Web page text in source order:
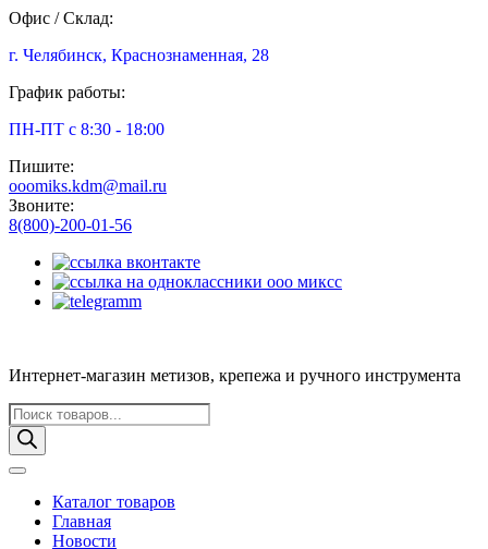
Офис / Склад:
г. Челябинск, Краснознаменная, 28
График работы:
ПН-ПТ с 8:30 - 18:00
Пишите:
ooomiks.kdm@mail.ru
Звоните:
8(800)-200-01-56
Интернет-магазин метизов, крепежа и ручного инструмента
Поиск
товаров
Каталог товаров
Главная
Новости